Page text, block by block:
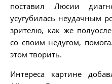
поставил Люсии
усугубилась неудачным
зрителю, как же
со своим недугом,
этом творить.
Интереса картине